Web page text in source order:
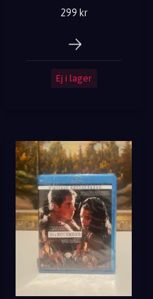
299 kr
Ej i lager